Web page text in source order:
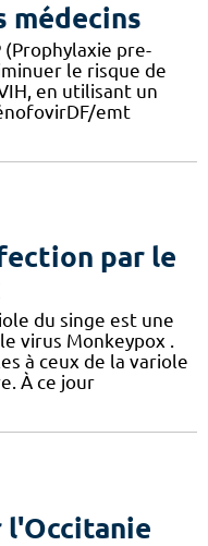
médecins
(Prophylaxie pre-
le risque de
en utilisant un
emt
par le
du singe est une
virus Monkeypox .
à ceux de la variole
À ce jour
l'Occitanie